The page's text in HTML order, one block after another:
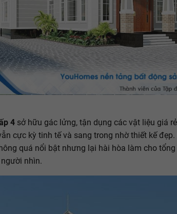
4 sở hữu gác lửng, tận dụng các vật liệu giá
cực kỳ tinh tế và sang trong nhờ thiết kế
quá nổi bật nhưng lại hài hòa làm cho
nhìn.